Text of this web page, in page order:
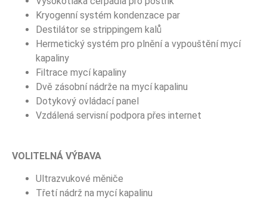
Kryogenní systém kondenzace par
Destilátor se strippingem kalů
Hermetický systém pro plnění a vypouštění mycí
kapaliny
Filtrace mycí kapaliny
Dvě zásobní nádrže na mycí kapalinu
Dotykový ovládací panel
Vzdálená servisní podpora přes internet
VOLITELNÁ VÝBAVA
Ultrazvukové měniče
Třetí nádrž na mycí kapalinu